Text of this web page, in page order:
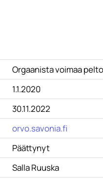
Orgaanista voimaa
1.1.2020
30.11.2022
orvo.savonia.fi
Päättynyt
Salla Ruuska